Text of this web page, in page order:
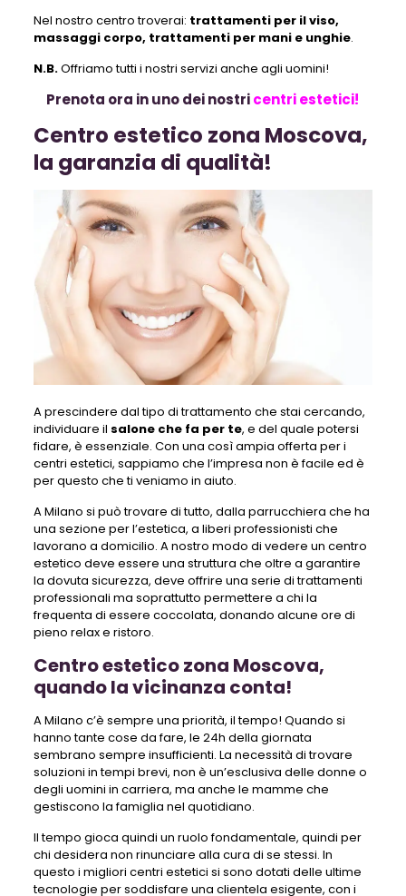
Nel nostro centro troverai: trattamenti per il viso,
massaggi corpo, trattamenti per mani e unghie.
N.B.Offriamo tutti i nostri servizi anche agli uomini!
Prenota ora in uno dei nostricentri estetici!
Centro estetico zona Moscova,
la garanzia di qualità!
A prescindere dal tipo di trattamento che stai cercando,
individuare il salone che fa per te, e del quale potersi
fidare, è essenziale. Con una così ampia offerta per i
centri estetici, sappiamo che l’impresa non è facile ed è
per questo che ti veniamo in aiuto.
A Milano si può trovare di tutto, dalla parrucchiera che ha
una sezione per l’estetica, a liberi professionisti che
lavorano a domicilio. A nostro modo di vedere un centro
estetico deve essere una struttura che oltre a garantire
la dovuta sicurezza, deve offrire una serie di trattamenti
professionali ma soprattutto permettere a chi la
frequenta di essere coccolata, donando alcune ore di
pieno relax e ristoro.
Centro estetico zona Moscova,
quando la vicinanza conta!
A Milano c’è sempre una priorità, il tempo! Quando si
hanno tante cose da fare, le 24h della giornata
sembrano sempre insufficienti. La necessità di trovare
soluzioni in tempi brevi, non è un’esclusiva delle donne o
degli uomini in carriera, ma anche le mamme che
gestiscono la famiglia nel quotidiano.
Il tempo gioca quindi un ruolo fondamentale, quindi per
chi desidera non rinunciare alla cura di se stessi. In
questo i migliori centri estetici si sono dotati delle ultime
tecnologie per soddisfare una clientela esigente, con i